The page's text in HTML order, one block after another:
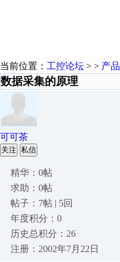
当前位置： 工控论坛 > > 产品
数据采集的原理
可可茶
关注 私信
精华：0帖
求助：0帖
帖子：7帖 | 5回
年度积分：0
历史总积分：26
注册：2002年7月22日